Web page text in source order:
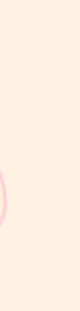
badan
tumbuh